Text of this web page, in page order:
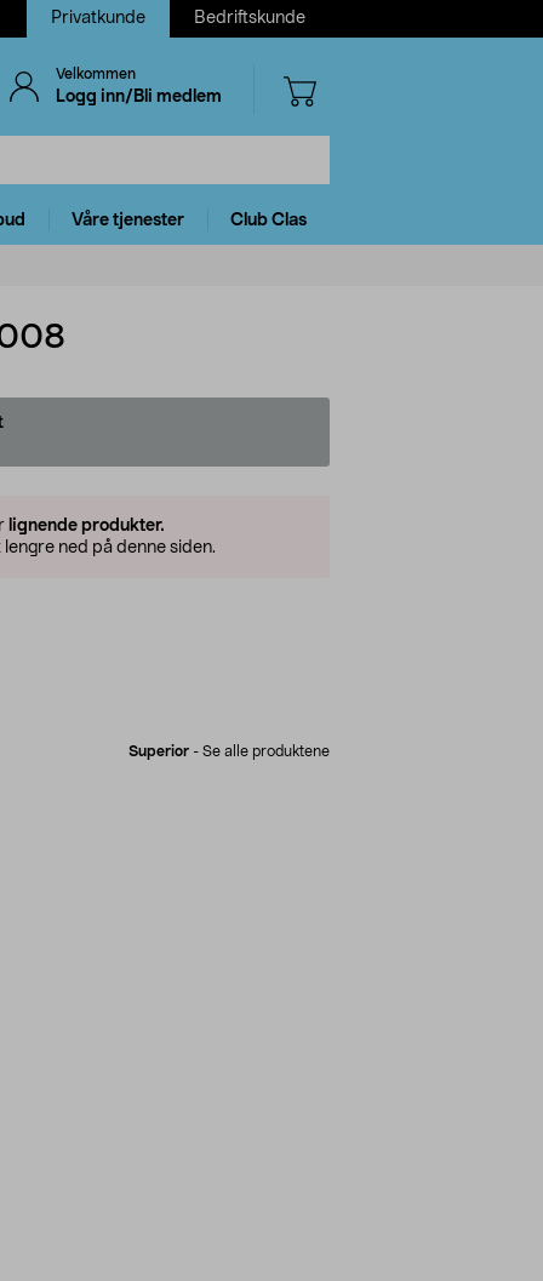
Privatkunde Bedriftskunde
Velkommen
Logg inn/Bli medlem
Våre tjenester Club Clas
lignende produkter.
ned på denne siden.
Superior - Se alle produktene